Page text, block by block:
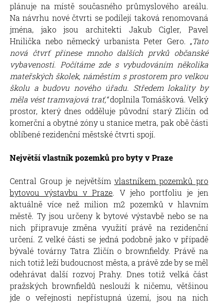
plánuje na místě současného průmyslového areálu.
Na návrhu nové čtvrti se podílejí taková renomovaná
jména, jako jsou architekti Jakub Cigler, Pavel
Hnilička nebo německý urbanista Peter Gero. „Tato
nová čtvrť přinese mnoho dalších prvků občanské
vybavenosti. Počítáme zde s vybudováním několika
mateřských školek, náměstím s prostorem pro velkou
školu a budovu nového úřadu. Středem lokality by
měla vést tramvajová trať,“doplnila Tomášková. Velký
prostor, který dnes odděluje původní starý Zličín od
komerční a obytné zóny u stanice metra, pak obě části
oblíbené rezidenční městské čtvrti spojí.
Největší vlastník pozemků pro byty v Praze
Central Group je největším vlastníkem pozemků pro
bytovou výstavbu v Praze. V jeho portfoliu je jen
aktuálně více než milion m2 pozemků v hlavním
městě. Ty jsou určeny k bytové výstavbě nebo se na
nich připravuje změna využití právě na rezidenční
určení. Z velké části se jedná podobně jako v případě
bývalé továrny Tatra Zličín o brownfieldy. Právě na
nich totiž leží budoucnost města, a právě zde by se měl
odehrávat další rozvoj Prahy. Dnes totiž velká část
pražských brownfieldů neslouží k ničemu, většinou
jde o veřejnosti nepřístupná území, jsou na nich